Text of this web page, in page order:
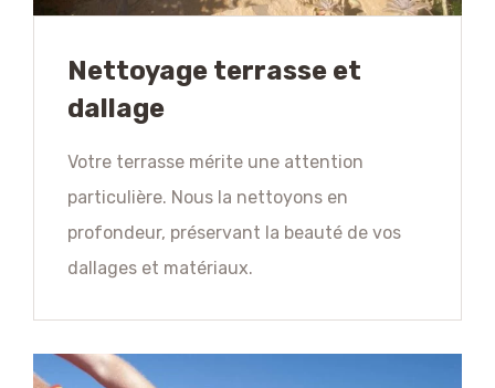
Nettoyage terrasse et
dallage
Votre terrasse mérite une attention
particulière. Nous la nettoyons en
profondeur, préservant la beauté de vos
dallages et matériaux.